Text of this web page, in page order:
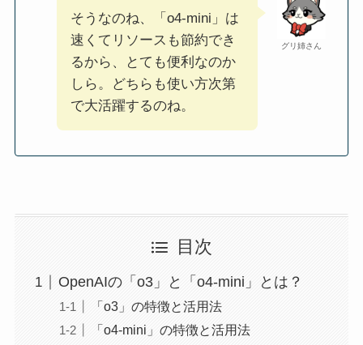
グリ姉さん
そうなのね、「o4-mini」は
速くてリソースも節約でき
るから、とても便利なのか
しら。どちらも使い方次第
で大活躍するのね。
目次
OpenAIの「o3」と「o4-mini」とは？
「o3」の特徴と活用法
「o4-mini」の特徴と活用法